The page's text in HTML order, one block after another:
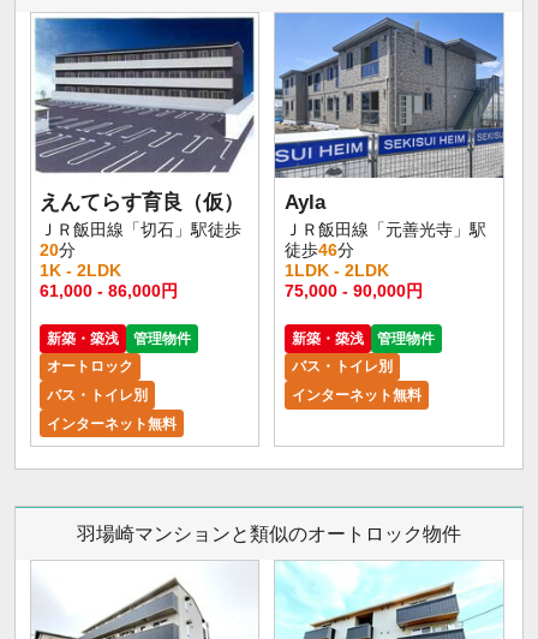
えんてらす育良（仮）
ＪＲ飯田線「切石」駅徒歩
20分
1K - 2LDK
61,000 - 86,000円
新築・築浅
管理物件
オートロック
バス・トイレ別
インターネット無料
Ayla
ＪＲ飯田線「元善光寺」駅
徒歩46分
1LDK - 2LDK
75,000 - 90,000円
新築・築浅
管理物件
バス・トイレ別
インターネット無料
羽場崎マンションと類似のオートロック物件